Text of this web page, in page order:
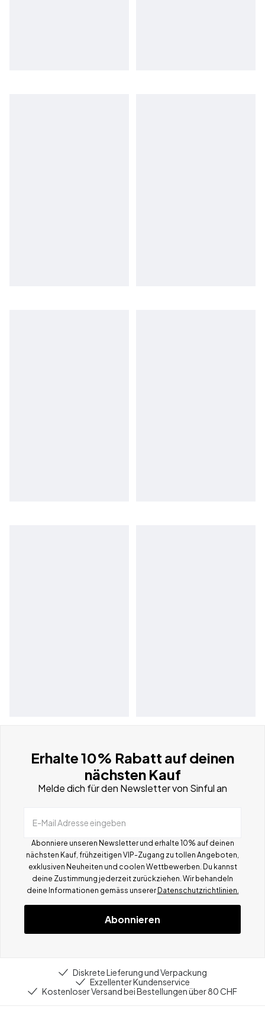
Erhalte 10% Rabatt auf deinen
nächsten Kauf
Melde dich für den Newsletter von Sinful an
E-Mail Adresse eingeben
Abonniere unseren Newsletter und erhalte 10% auf deinen
nächsten Kauf, frühzeitigen VIP-Zugang zu tollen Angeboten,
exklusiven Neuheiten und coolen Wettbewerben. Du kannst
deine Zustimmung jederzeit zurückziehen. Wir behandeln
deine Informationen gemäss unserer Datenschutzrichtlinien.
Abonnieren
Diskrete Lieferung und Verpackung
Exzellenter Kundenservice
Kostenloser Versand bei Bestellungen über 80 CHF